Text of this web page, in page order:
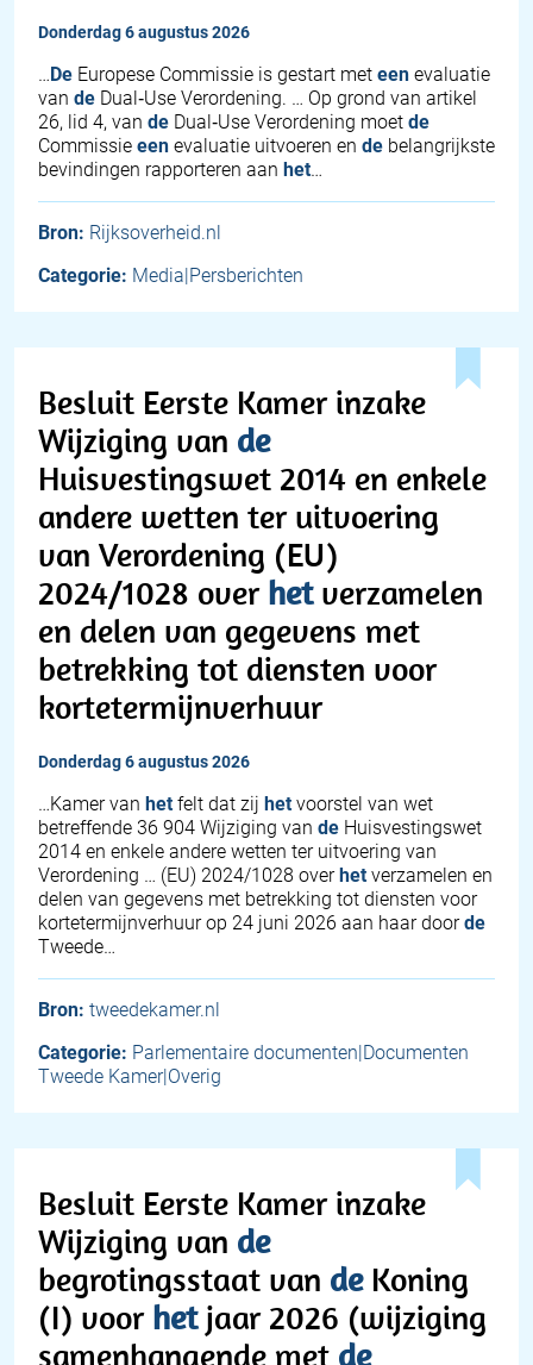
donderdag 6 augustus 2026
… De Europese Commissie is gestart met een evaluatie
van de Dual‑Use Verordening. … Op grond van artikel
26, lid 4, van de Dual‑Use Verordening moet de
Commissie een evaluatie uitvoeren en de belangrijkste
bevindingen rapporteren aan het…
Bron: Rijksoverheid.nl
Categorie: Media|Persberichten
Besluit Eerste Kamer inzake
Wijziging van de
Huisvestingswet 2014 en enkele
andere wetten ter uitvoering
van Verordening (EU)
2024/1028 over hetverzamelen
en delen van gegevens met
betrekking tot diensten voor
kortetermijnverhuur
donderdag 6 augustus 2026
…Kamer van het felt dat zij het voorstel van wet
betreffende 36 904 Wijziging van de Huisvestingswet
2014 en enkele andere wetten ter uitvoering van
Verordening … (EU) 2024/1028 over het verzamelen en
delen van gegevens met betrekking tot diensten voor
kortetermijnverhuur op 24 juni 2026 aan haar doorde
Tweede…
Bron: tweedekamer.nl
Categorie: Parlementaire documenten|Documenten
Tweede Kamer|Overig
Besluit Eerste Kamer inzake
Wijziging van de
begrotingsstaat van deKoning
(I) voor hetjaar 2026 (wijziging
samenhangende met de